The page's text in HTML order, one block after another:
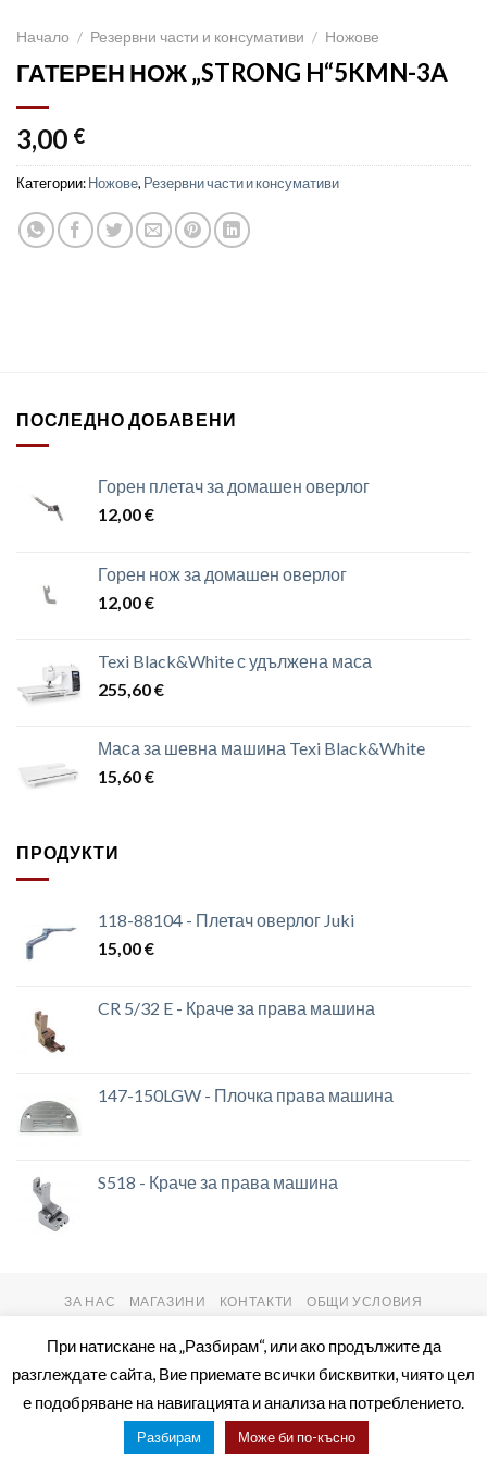
Начало / Резервни части и консумативи / Ножове
ГАТЕРЕН НОЖ „STRONG H“5KMN-3A
3,00 €
Категории:Ножове, Резервни части и консумативи
ПОСЛЕДНО ДОБАВЕНИ
Горен плетач за домашен оверлог
12,00€
Горен нож за домашен оверлог
12,00€
Texi Black&White с удължена маса
255,60€
Маса за шевна машина Texi Black&White
15,60€
ПРОДУКТИ
118-88104 - Плетач оверлог Juki
15,00€
CR 5/32 E - Краче за права машина
147-150LGW - Плочка права машина
S518 - Краче за права машина
ЗА НАС МАГАЗИНИ КОНТАКТИ ОБЩИ УСЛОВИЯ
При натискане на „Разбирам“, или ако продължите да
разглеждате сайта, Вие приемате всички бисквитки, чиято цел
е подобряване на навигацията и анализа на потреблението.
Разбирам Може би по-късно